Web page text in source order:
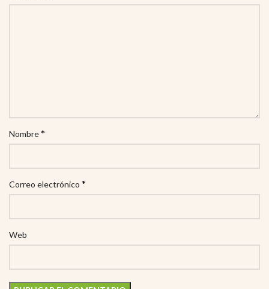
Nombre*
Correo electrónico *
Web